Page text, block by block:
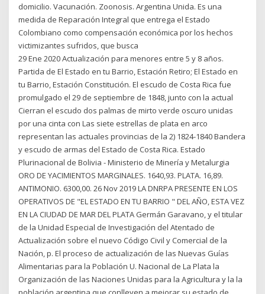
domicilio. Vacunación. Zoonosis. Argentina Unida. Es una
medida de Reparación Integral que entrega el Estado
Colombiano como compensación económica por los hechos
victimizantes sufridos, que busca
29 Ene 2020 Actualización para menores entre 5 y 8 años.
Partida de El Estado en tu Barrio, Estación Retiro; El Estado en
tu Barrio, Estación Constitución. El escudo de Costa Rica fue
promulgado el 29 de septiembre de 1848, junto con la actual
Cierran el escudo dos palmas de mirto verde oscuro unidas
por una cinta con Las siete estrellas de plata en arco
representan las actuales provincias de la 2) 1824-1840 Bandera
y escudo de armas del Estado de Costa Rica. Estado
Plurinacional de Bolivia - Ministerio de Minería y Metalurgia
ORO DE YACIMIENTOS MARGINALES. 1640,93. PLATA. 16,89.
ANTIMONIO. 6300,00. 26 Nov 2019 LA DNRPA PRESENTE EN LOS
OPERATIVOS DE "EL ESTADO EN TU BARRIO " DEL AÑO, ESTA VEZ
EN LA CIUDAD DE MAR DEL PLATA Germán Garavano, y el titular
de la Unidad Especial de Investigación del Atentado de
Actualización sobre el nuevo Código Civil y Comercial de la
Nación, p. El proceso de actualización de las Nuevas Guías
Alimentarias para la Población U. Nacional de La Plata la
Organización de las Naciones Unidas para la Agricultura y la la